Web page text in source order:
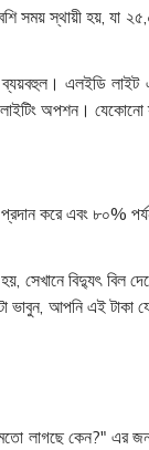
সময় স্থায়ী হয়, যা
ব্যয়বহুল। এলইডি
অপশন।
করে এবং ৮০%
সেখানে বিদ্যুৎ
আপনি এই টাকা
মতো লাগছে কেন?"